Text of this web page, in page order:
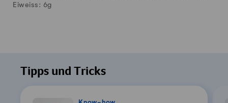
Eiweiss: 6g
Tipps und Tricks